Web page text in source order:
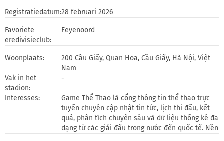
Registratiedatum:28 februari 2026
Favoriete
eredivisieclub:
Feyenoord
Woonplaats:
200 Cầu Giấy, Quan Hoa, Cầu Giấy, Hà Nội, Việt
Nam
Vak in het
stadion:
-
Interesses:
Game Thể Thao là cổng thông tin thể thao trực
tuyến chuyên cập nhật tin tức, lịch thi đấu, kết
quả, phân tích chuyên sâu và dữ liệu thống kê đa
dạng từ các giải đấu trong nước đến quốc tế. Nền